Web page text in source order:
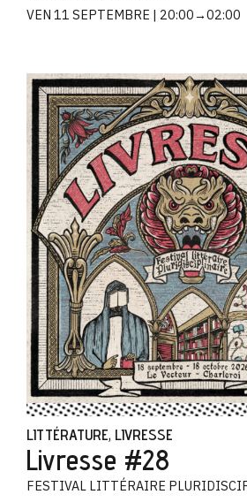
VEN 11 SEPTEMBRE
20:00→02:00
LITTÉRATURE, LIVRESSE
Livresse #28
FESTIVAL LITTÉRAIRE